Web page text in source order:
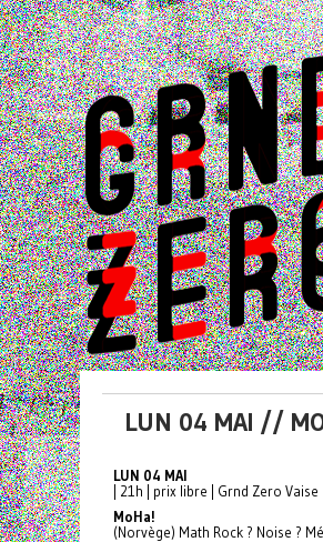
LUN 04 MAI //
LUN 04 MAI
| 21h | prix libre | Grnd Zero Vaise
MoHa!
(Norvège) Math Rock ? Noise ?